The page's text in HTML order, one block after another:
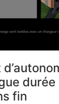
durée
fin